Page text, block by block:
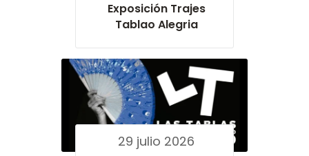
Exposición Trajes
Tablao Alegria
29 julio 2026